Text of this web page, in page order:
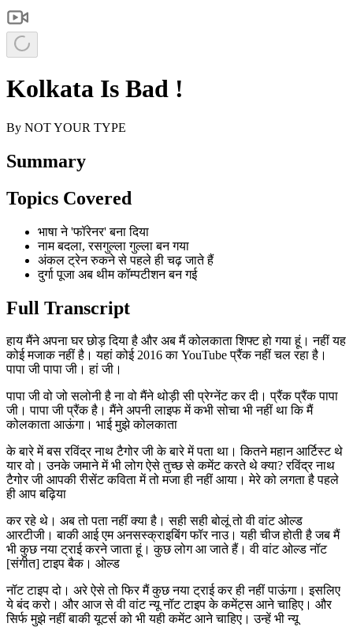
Kolkata Is Bad !
By NOT YOUR TYPE
Summary
Topics Covered
भाषा ने 'फॉरेनर' बना दिया
नाम बदला, रसगुल्ला गुल्ला बन गया
अंकल ट्रेन रुकने से पहले ही चढ़ जाते हैं
दुर्गा पूजा अब थीम कॉम्पटीशन बन गई
Full Transcript
हाय मैंने अपना घर छोड़ दिया है और अब मैं कोलकाता शिफ्ट हो गया हूं। नहीं यह
कोई मजाक नहीं है। यहां कोई 2016 का YouTube प्रैंक नहीं चल रहा है।
पापा जी पापा जी। हां जी।
पापा जी वो जो सलोनी है ना वो मैंने थोड़ी सी प्रेग्नेंट कर दी। प्रैंक प्रैंक पापा
जी। पापा जी प्रैंक है। मैंने अपनी लाइफ में कभी सोचा भी नहीं था कि मैं
कोलकाता आऊंगा। भाई मुझे कोलकाता
के बारे में बस रविंद्र नाथ टैगोर जी के बारे में पता था। कितने महान आर्टिस्ट थे
यार वो। उनके जमाने में भी लोग ऐसे तुच्छ से कमेंट करते थे क्या? रविंद्र नाथ
टैगोर जी आपकी रीसेंट कविता में तो मजा ही नहीं आया। मेरे को लगता है पहले
ही आप बढ़िया
कर रहे थे। अब तो पता नहीं क्या है। सही सही बोलूं तो वी वांट ओल्ड
आरटीजी। बाकी आई एम अनसस्क्राइबिंग फॉर नाउ। यही चीज होती है जब मैं
भी कुछ नया ट्राई करने जाता हूं। कुछ लोग आ जाते हैं। वी वांट ओल्ड नॉट
[संगीत] टाइप बैक। ओल्ड
नॉट टाइप दो। अरे ऐसे तो फिर मैं कुछ नया ट्राई कर ही नहीं पाऊंगा। इसलिए
ये बंद करो। और आज से वी वांट न्यू नॉट टाइप के कमेंट्स आने चाहिए। और
सिर्फ मुझे नहीं बाकी यूटर्स को भी यही कमेंट आने चाहिए। उन्हें भी न्यू